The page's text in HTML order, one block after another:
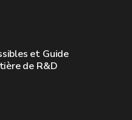
et Guide
de R&D